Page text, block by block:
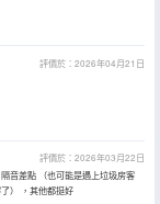
評價於：2026年04月21日
評價於：2026年03月22日
音差點 （也可能是遇上垃圾房客
） ，其他都挺好